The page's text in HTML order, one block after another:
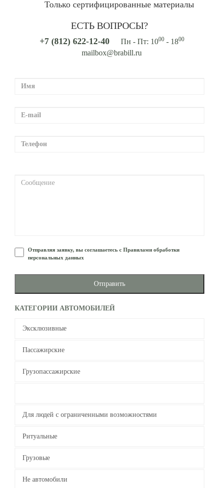
Только сертифицированные материалы
ЕСТЬ ВОПРОСЫ?
+7 (812) 622-12-40 Пн - Пт: 1000 - 1800
mailbox@brabill.ru
Отправляя заявку, вы соглашаетесь с Правилами обработки
персональных данных
Отправить
КАТЕГОРИИ АВТОМОБИЛЕЙ
Эксклюзивные
Пассажирские
Грузопассажирские
Для людей с ограниченными возможностями
Ритуальные
Грузовые
Не автомобили